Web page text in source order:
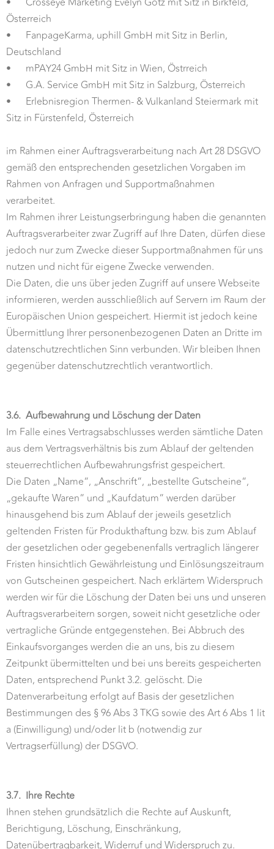
Österreich
•
FanpageKarma, uphill GmbH mit Sitz in Berlin,
Deutschland
•
mPAY24 GmbH mit Sitz in Wien, Östrreich
•
G.A. Service GmbH mit Sitz in Salzburg, Österreich
•
Erlebnisregion Thermen- & Vulkanland Steiermark mit
Sitz in Fürstenfeld, Österreich
im Rahmen einer Auftragsverarbeitung nach Art 28 DSGVO
gemäß den entsprechenden gesetzlichen Vorgaben im
Rahmen von Anfragen und Supportmaßnahmen
verarbeitet.
Im Rahmen ihrer Leistungserbringung haben die genannten
Auftragsverarbeiter zwar Zugriff auf Ihre Daten, dürfen diese
jedoch nur zum Zwecke dieser Supportmaßnahmen für uns
nutzen und nicht für eigene Zwecke verwenden.
Die Daten, die uns über jeden Zugriff auf unsere Webseite
informieren, werden ausschließlich auf Servern im Raum der
Europäischen Union gespeichert. Hiermit ist jedoch keine
Übermittlung Ihrer personenbezogenen Daten an Dritte im
datenschutzrechtlichen Sinn verbunden. Wir bleiben Ihnen
gegenüber datenschutzrechtlich verantwortlich.
3.6. Aufbewahrung und Löschung der Daten
Im Falle eines Vertragsabschlusses werden sämtliche Daten
aus dem Vertragsverhältnis bis zum Ablauf der geltenden
steuerrechtlichen Aufbewahrungsfrist gespeichert.
Die Daten „Name“, „Anschrift“, „bestellte Gutscheine“,
„gekaufte Waren“ und „Kaufdatum“ werden darüber
hinausgehend bis zum Ablauf der jeweils gesetzlich
geltenden Fristen für Produkthaftung bzw. bis zum Ablauf
der gesetzlichen oder gegebenenfalls vertraglich längerer
Fristen hinsichtlich Gewährleistung und Einlösungszeitraum
von Gutscheinen gespeichert. Nach erklärtem Widerspruch
werden wir für die Löschung der Daten bei uns und unseren
Auftragsverarbeitern sorgen, soweit nicht gesetzliche oder
vertragliche Gründe entgegenstehen. Bei Abbruch des
Einkaufsvorganges werden die an uns, bis zu diesem
Zeitpunkt übermittelten und bei uns bereits gespeicherten
Daten, entsprechend Punkt 3.2. gelöscht. Die
Datenverarbeitung erfolgt auf Basis der gesetzlichen
Bestimmungen des § 96 Abs 3 TKG sowie des Art 6 Abs 1 lit
a (Einwilligung) und/oder lit b (notwendig zur
Vertragserfüllung) der DSGVO.
3.7. Ihre Rechte
Ihnen stehen grundsätzlich die Rechte auf Auskunft,
Berichtigung, Löschung, Einschränkung,
Datenübertragbarkeit, Widerruf und Widerspruch zu.